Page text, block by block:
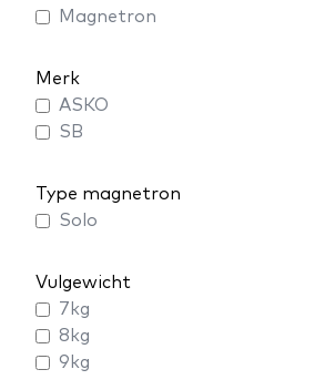
Magnetron
Merk
ASKO
SB
Type magnetron
Solo
Vulgewicht
7kg
8kg
9kg